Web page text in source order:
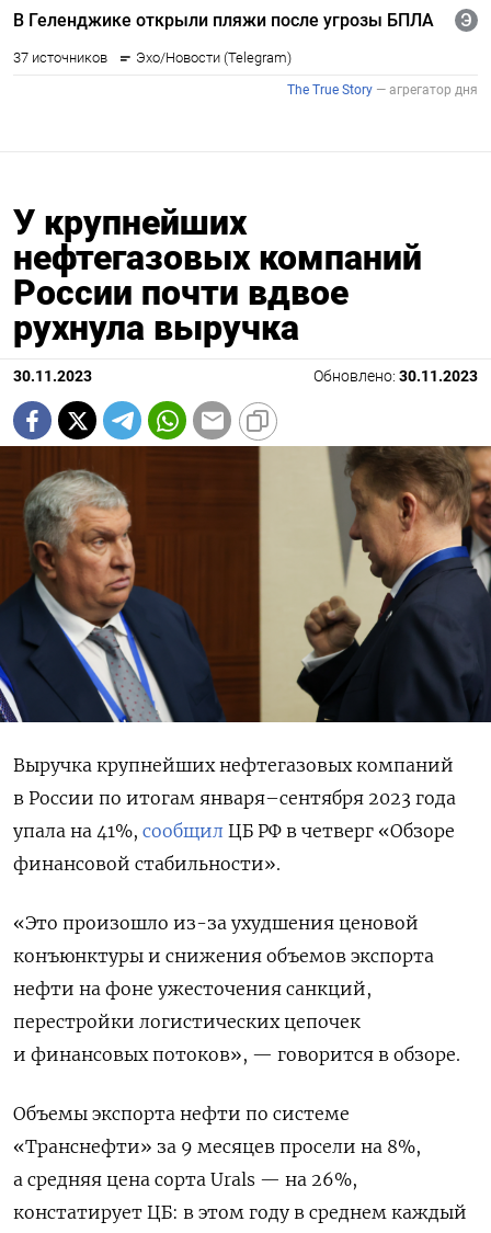
У крупнейших
нефтегазовых компаний
России почти вдвое
рухнула выручка
30.11.2023 Обновлено: 30.11.2023
Выручка крупнейших нефтегазовых компаний
в России по итогам января–сентября 2023 года
упала на 41%, сообщил ЦБ РФ в четверг «Обзоре
финансовой стабильности».
«Это произошло из-за ухудшения ценовой
конъюнктуры и снижения объемов экспорта
нефти на фоне ужесточения санкций,
перестройки логистических цепочек
и финансовых потоков», — говорится в обзоре.
Объемы экспорта нефти по системе
«Транснефти» за 9 месяцев просели на 8%,
а средняя цена сорта Urals — на 26%,
констатирует ЦБ: в этом году в среднем каждый